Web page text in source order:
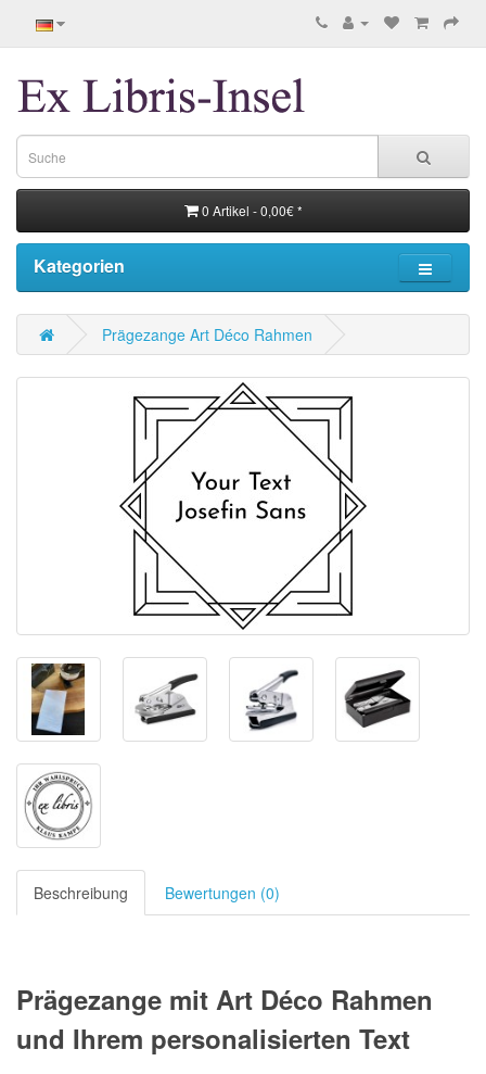
0 Artikel - 0,00€ *
Kategorien
Prägezange Art Déco Rahmen
Beschreibung Bewertungen (0)
Prägezange mit Art Déco Rahmen
und Ihrem personalisierten Text